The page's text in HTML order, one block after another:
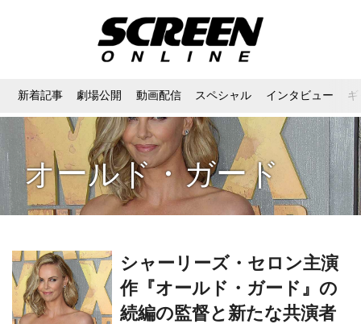
新着記事 劇場公開 動画配信 スペシャル インタビュー
オールド・ガード
シャーリーズ・セロン主演
作『オールド・ガード』の
続編の監督と新たな共演者